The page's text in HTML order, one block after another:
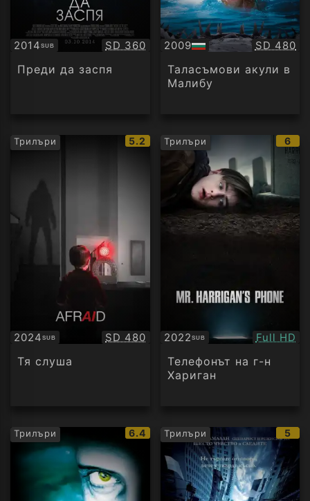
2014SUB
Субтитри Качество:
SD 360
Преди да заспя
2009
БГ
аудио
SD 480
Таласъмови акули в
Малибу
Трилъри
IMDb
рейтинг:
5.2
2024SUB
Субтитри Качество:
SD 480
Тя слуша
Трилъри 6
2022SUB
Субтитри Full HD
Телефонът на г-н
Хариган
Трилъри
IMDb
рейтинг:
6.4 Трилъри 5